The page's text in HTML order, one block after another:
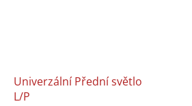
Univerzální Přední světlo
L/P